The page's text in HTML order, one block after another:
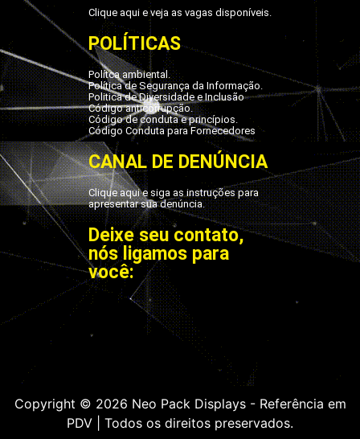
Clique aqui e veja as vagas disponíveis.
POLÍTICAS
Polítca ambiental.
Política de Segurança da Informação.
Politica de Diversidade e Inclusão
Código anticorrupção.
Código de conduta e princípios.
Código Conduta para Fornecedores
CANAL DE DENÚNCIA
Clique aqui e siga as instruções para
apresentar sua denúncia.
Deixe seu contato,
nós ligamos para
você:
Copyright © 2026 Neo Pack Displays - Referência em
PDV | Todos os direitos preservados.